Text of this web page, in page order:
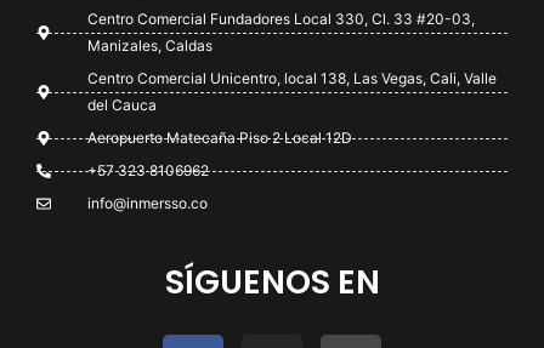
Centro Comercial Fundadores Local 330, Cl. 33 #20-03,
Manizales, Caldas
Centro Comercial Unicentro, local 138, Las Vegas, Cali, Valle
del Cauca
Aeropuerto Matecaña Piso 2 Local 12D
+57 323 8106962
info@inmersso.co
SÍGUENOS EN